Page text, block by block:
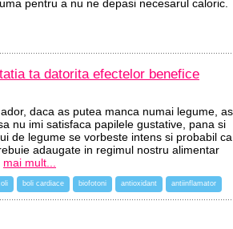
pentru a nu ne depasi necesarul caloric.
ta datorita efectelor benefice
daca as putea manca numai legume, as
nu imi satisfaca papilele gustative, pana si
de legume se vorbeste intens si probabil ca
adaugate in regimul nostru alimentar
mai mult...
boli cardiace biofotoni antioxidant antiinflamator